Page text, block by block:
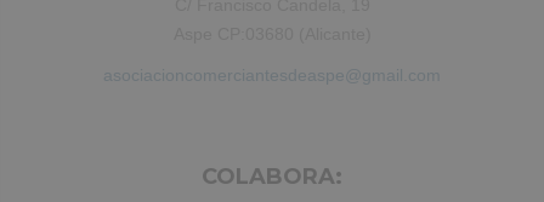
asociacioncomerciantesdeaspe@gmail.com
COLABORA: